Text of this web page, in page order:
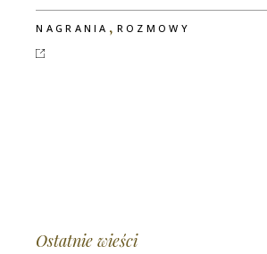
NAGRANIA , ROZMOWY
Ostatnie wieści